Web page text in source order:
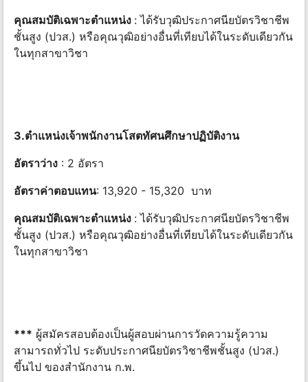
คุณสมบัติเฉพาะตำแหน่ง : ได้รับวุฒิประกาศนียบัตรวิชาชีพ
ชั้นสูง (ปวส.) หรือคุณวุฒิอย่างอื่นที่เทียบได้ในระดับเดียวกัน
ในทุกสาขาวิชา
3.ตำแหน่งเจ้าพนักงานโสตทัศนศึกษาปฏิบัติงาน
อัตราว่าง : 2 อัตรา
อัตราค่าตอบแทน: 13,920 - 15,320 บาท
คุณสมบัติเฉพาะตำแหน่ง : ได้รับวุฒิประกาศนียบัตรวิชาชีพ
ชั้นสูง (ปวส.) หรือคุณวุฒิอย่างอื่นที่เทียบได้ในระดับเดียวกัน
ในทุกสาขาวิชา
*** ผู้สมัครสอบต้องเป็นผู้สอบผ่านการวัดความรู้ความ
สามารถทั่วไป ระดับประกาศนียบัตรวิชาชีพชั้นสูง (ปวส.)
ขึ้นไป ของสำนักงาน ก.พ.